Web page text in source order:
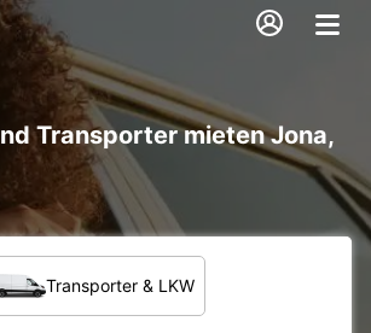
Transporter mieten Jona,
Fahrzeug?
Transporter & LKW